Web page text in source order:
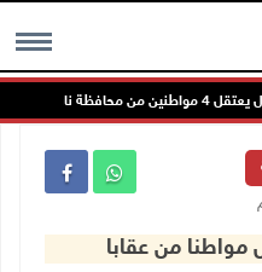
MENU من محافظة نابلس
مواطنا من عقابا